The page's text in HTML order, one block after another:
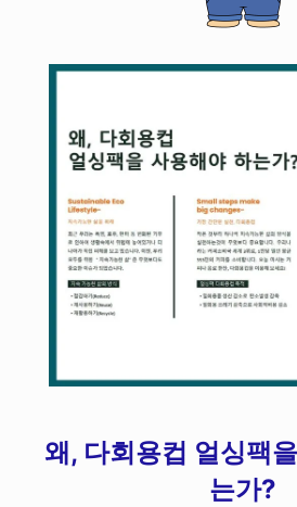
왜, 다회용컵 얼싱팩
는가?